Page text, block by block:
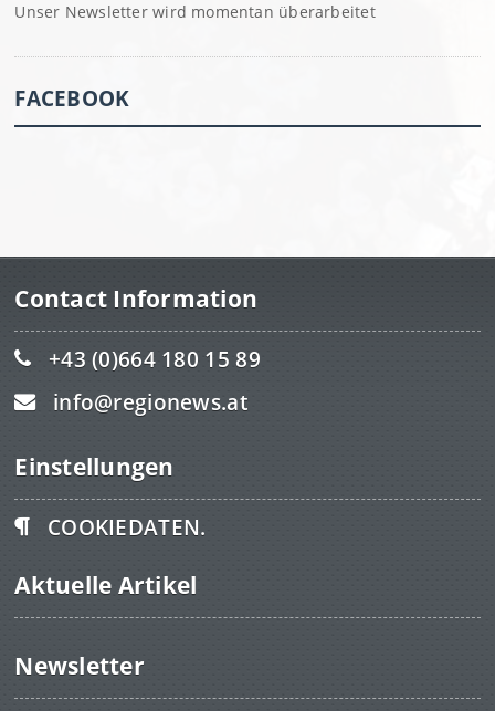
Unser Newsletter wird momentan überarbeitet
FACEBOOK
Contact Information
+43 (0)664 180 15 89
info@regionews.at
Einstellungen
COOKIEDATEN.
Aktuelle Artikel
Newsletter